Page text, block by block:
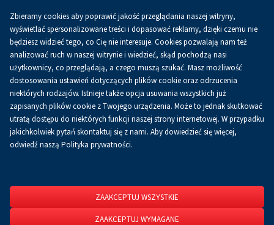
0.00 złKoszykPL
Strona główna O firmie Aktualności
Aktualności
Zbieramy cookies aby poprawić jakość przeglądania naszej witryny,
wyświetlać spersonalizowane treści i dopasować reklamy, dzięki czemu nie
będziesz widzieć tego, co Cię nie interesuje. Cookies pozwalają nam też
analizować ruch w naszej witrynie i wiedzieć, skąd pochodzą nasi
użytkownicy, co przeglądają, a czego muszą szukać. Masz możliwość
dostosowania ustawień dotyczących plików cookie oraz odrzucenia
niektórych rodzajów. Istnieje także opcja usuwania wszystkich już
zapisanych plików cookie z Twojego urządzenia. Może to jednak skutkować
utratą dostępu do niektórych funkcji naszej strony internetowej. W przypadku
jakichkolwiek pytań skontaktuj się z nami. Aby dowiedzieć się więcej,
odwiedź naszą Polityka prywatności.
ZAAKCEPTUJ WSZYSTKIE
ZAAKCEPTUJ WYMAGANE